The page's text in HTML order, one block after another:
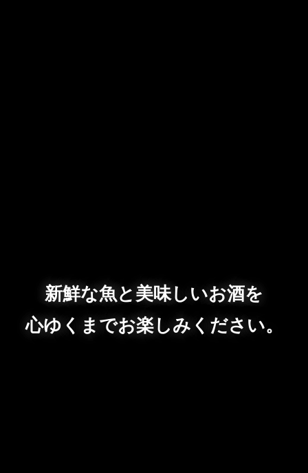
新鮮な魚と美味しいお酒を
心ゆくまでお楽しみください。